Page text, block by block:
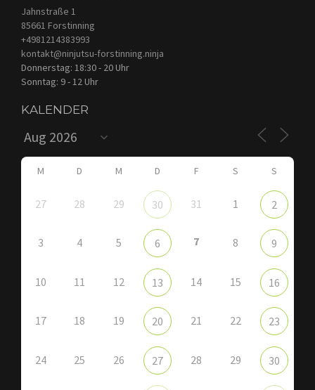
Jahnstraße 1
85661 Forstinning
+4981214383993
kontakt@ninjutsu-forstinning.ninja
Donnerstag: 18:30 - 20 Uhr
Sonntag: 9 - 12 Uhr
KALENDER
M D M D F S S
27 28 29 30 31 1 2
3 4 5 6 7 8 9
10 11 12 13 14 15 16
17 18 19 20 21 22 23
24 25 26 27 28 29 30